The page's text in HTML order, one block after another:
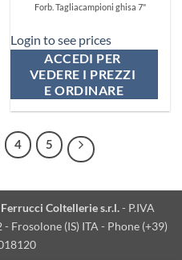
Forb. Tagliacampioni ghisa 7"
Login to see prices
ACCEDI PER
VEDERE I PREZZI
E ORDINARE
4 5
Coltellerie s.r.l.- P.IVA
Frosolone (IS) ITA - Phone (+39)